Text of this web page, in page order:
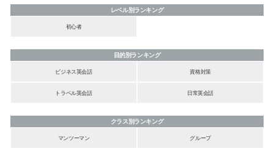
レベル別ランキング
初心者
目的別ランキング
ビジネス英会話
資格対策
トラベル英会話 日常英会話
クラス別ランキング
マンツーマン
グループ